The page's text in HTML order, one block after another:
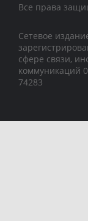
Все права
Сетевое
сфере связи,
коммуникаций
74283